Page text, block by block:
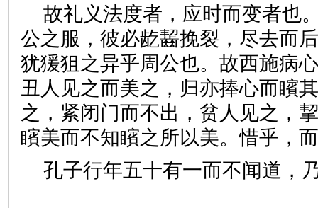
故礼义法度者，应时而变者也
公之服，彼必龁齧挽裂，尽去而
犹猨狙之异乎周公也。故西施病
丑人见之而美之，归亦捧心而矉
之，紧闭门而不出，贫人见之，
矉美而不知矉之所以美。惜乎
孔子行年五十有一而不闻道